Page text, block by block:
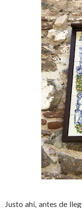
Justo ahí, antes de